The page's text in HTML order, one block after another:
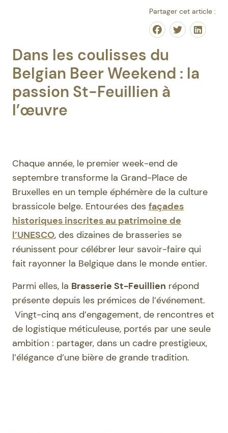
Partager cet article :
Share onShare on
Share
Dans les coulisses du
Belgian Beer Weekend : la
passion St-Feuillien à
l’œuvre
Chaque année, le premier week-end de
septembre transforme la Grand-Place de
Bruxelles en un temple éphémère de la culture
brassicole belge. Entourées des façades
historiques inscrites au patrimoine de
l’UNESCO, des dizaines de brasseries se
réunissent pour célébrer leur savoir-faire qui
fait rayonner la Belgique dans le monde entier.
Parmi elles, la Brasserie St-Feuillien répond
présente depuis les prémices de l’événement.
Vingt-cinq ans d’engagement, de rencontres et
de logistique méticuleuse, portés par une seule
ambition : partager, dans un cadre prestigieux,
l’élégance d’une bière de grande tradition.